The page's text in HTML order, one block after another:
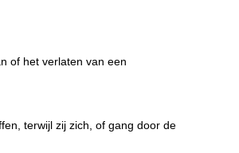
of het verlaten van een
terwijl zij zich, of gang door de